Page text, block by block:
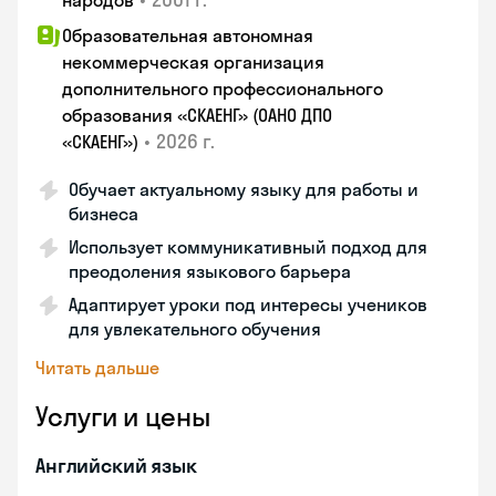
Образовательная автономная
некоммерческая организация
дополнительного профессионального
образования «СКАЕНГ» (ОАНО ДПО
«СКАЕНГ») • 2026 г.
Обучает актуальному языку для работы и
бизнеса
Использует коммуникативный подход для
преодоления языкового барьера
Адаптирует уроки под интересы учеников
для увлекательного обучения
Читать дальше
Услуги и цены
Английский язык